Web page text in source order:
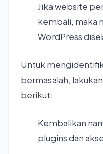
Jika website
kembali, maka
WordPress
Untuk
bermasalah,
berikut:
Kembalikan
plugins dan